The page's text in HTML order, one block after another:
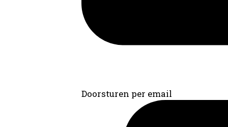
Doorsturen per email